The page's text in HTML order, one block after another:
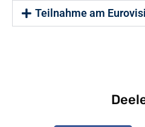
Teilnahme am